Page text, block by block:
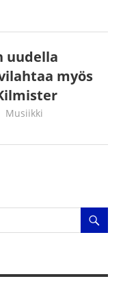
uudella
myös
Juha Kaunisto
Musiikki